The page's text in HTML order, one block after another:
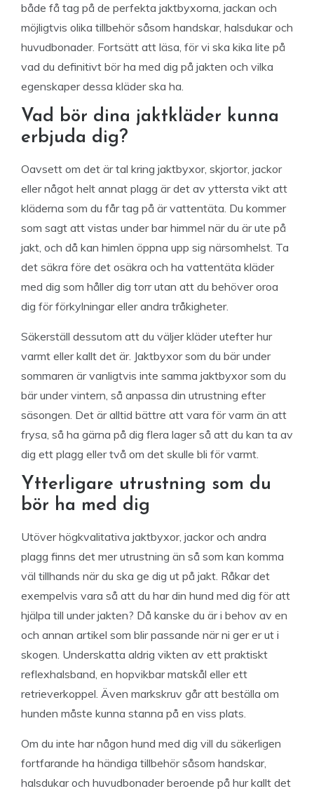
både få tag på de perfekta jaktbyxorna, jackan och
möjligtvis olika tillbehör såsom handskar, halsdukar och
huvudbonader. Fortsätt att läsa, för vi ska kika lite på
vad du definitivt bör ha med dig på jakten och vilka
egenskaper dessa kläder ska ha.
Vad bör dina jaktkläder kunna
erbjuda dig?
Oavsett om det är tal kring jaktbyxor, skjortor, jackor
eller något helt annat plagg är det av yttersta vikt att
kläderna som du får tag på är vattentäta. Du kommer
som sagt att vistas under bar himmel när du är ute på
jakt, och då kan himlen öppna upp sig närsomhelst. Ta
det säkra före det osäkra och ha vattentäta kläder
med dig som håller dig torr utan att du behöver oroa
dig för förkylningar eller andra tråkigheter.
Säkerställ dessutom att du väljer kläder utefter hur
varmt eller kallt det är. Jaktbyxor som du bär under
sommaren är vanligtvis inte samma jaktbyxor som du
bär under vintern, så anpassa din utrustning efter
säsongen. Det är alltid bättre att vara för varm än att
frysa, så ha gärna på dig flera lager så att du kan ta av
dig ett plagg eller två om det skulle bli för varmt.
Ytterligare utrustning som du
bör ha med dig
Utöver högkvalitativa jaktbyxor, jackor och andra
plagg finns det mer utrustning än så som kan komma
väl tillhands när du ska ge dig ut på jakt. Råkar det
exempelvis vara så att du har din hund med dig för att
hjälpa till under jakten? Då kanske du är i behov av en
och annan artikel som blir passande när ni ger er ut i
skogen. Underskatta aldrig vikten av ett praktiskt
reflexhalsband, en hopvikbar matskål eller ett
retrieverkoppel. Även markskruv går att beställa om
hunden måste kunna stanna på en viss plats.
Om du inte har någon hund med dig vill du säkerligen
fortfarande ha händiga tillbehör såsom handskar,
halsdukar och huvudbonader beroende på hur kallt det